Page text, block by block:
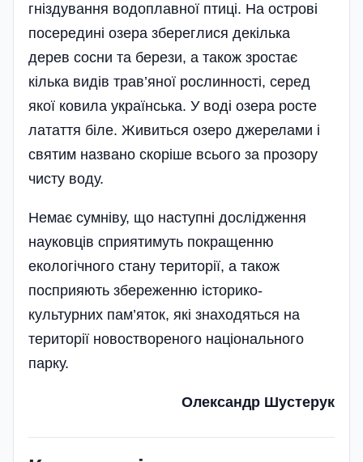
гніздування водоплавної птиці. На острові
посередині озера збереглися декілька
дерев сосни та берези, а також зростає
кілька видів трав’яної рослинності, серед
якої ковила українська. У воді озера росте
латаття біле. Живиться озеро джерелами і
святим названо скоріше всього за прозору
чисту воду.
Немає сумніву, що наступні дослідження
науковців сприятимуть покращенню
екологічного стану території, а також
посприяють збе­реженню історико-
культурних пам’яток, які знаходятьс­я на
території новоствореного національного
парку.
Олександр Шустерук